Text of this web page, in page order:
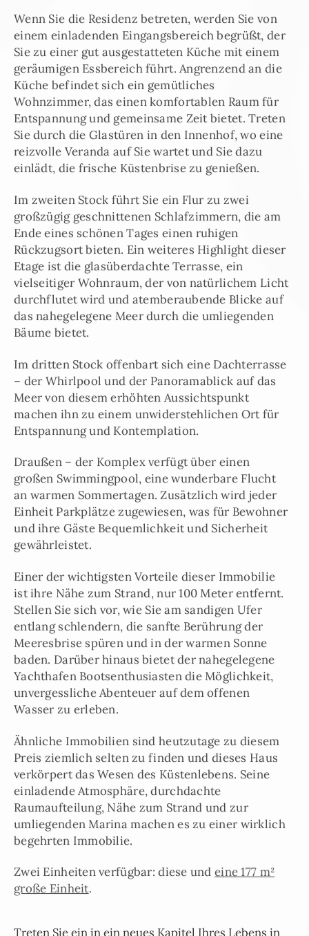
Wenn Sie die Residenz betreten, werden Sie von
einem einladenden Eingangsbereich begrüßt, der
Sie zu einer gut ausgestatteten Küche mit einem
geräumigen Essbereich führt. Angrenzend an die
Küche befindet sich ein gemütliches
Wohnzimmer, das einen komfortablen Raum für
Entspannung und gemeinsame Zeit bietet. Treten
Sie durch die Glastüren in den Innenhof, wo eine
reizvolle Veranda auf Sie wartet und Sie dazu
einlädt, die frische Küstenbrise zu genießen.
Im zweiten Stock führt Sie ein Flur zu zwei
großzügig geschnittenen Schlafzimmern, die am
Ende eines schönen Tages einen ruhigen
Rückzugsort bieten. Ein weiteres Highlight dieser
Etage ist die glasüberdachte Terrasse, ein
vielseitiger Wohnraum, der von natürlichem Licht
durchflutet wird und atemberaubende Blicke auf
das nahegelegene Meer durch die umliegenden
Bäume bietet.
Im dritten Stock offenbart sich eine Dachterrasse
– der Whirlpool und der Panoramablick auf das
Meer von diesem erhöhten Aussichtspunkt
machen ihn zu einem unwiderstehlichen Ort für
Entspannung und Kontemplation.
Draußen – der Komplex verfügt über einen
großen Swimmingpool, eine wunderbare Flucht
an warmen Sommertagen. Zusätzlich wird jeder
Einheit Parkplätze zugewiesen, was für Bewohner
und ihre Gäste Bequemlichkeit und Sicherheit
gewährleistet.
Einer der wichtigsten Vorteile dieser Immobilie
ist ihre Nähe zum Strand, nur 100 Meter entfernt.
Stellen Sie sich vor, wie Sie am sandigen Ufer
entlang schlendern, die sanfte Berührung der
Meeresbrise spüren und in der warmen Sonne
baden. Darüber hinaus bietet der nahegelegene
Yachthafen Bootsenthusiasten die Möglichkeit,
unvergessliche Abenteuer auf dem offenen
Wasser zu erleben.
Ähnliche Immobilien sind heutzutage zu diesem
Preis ziemlich selten zu finden und dieses Haus
verkörpert das Wesen des Küstenlebens. Seine
einladende Atmosphäre, durchdachte
Raumaufteilung, Nähe zum Strand und zur
umliegenden Marina machen es zu einer wirklich
begehrten Immobilie.
Zwei Einheiten verfügbar: diese undeine 177 m²
große Einheit.
Treten Sie ein in ein neues Kapitel Ihres Lebens in